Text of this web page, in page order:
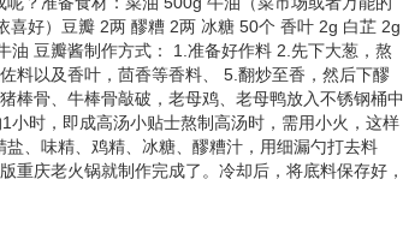
好）豆瓣 2两 醪糟 2两 冰糖 50个 香叶 2g 白芷 2g
豆瓣酱制作方式： 1.准备好作料 2.先下大葱，熬
料以及香叶，茴香等香料、 5.翻炒至香，然后下醪
棒骨、牛棒骨敲破，老母鸡、老母鸭放入不锈钢桶中
时，即成高汤小贴士熬制高汤时，需用小火，这样
、味精、鸡精、冰糖、醪糟汁，用细漏勺打去料
庆老火锅就制作完成了。冷却后，将底料保存好，